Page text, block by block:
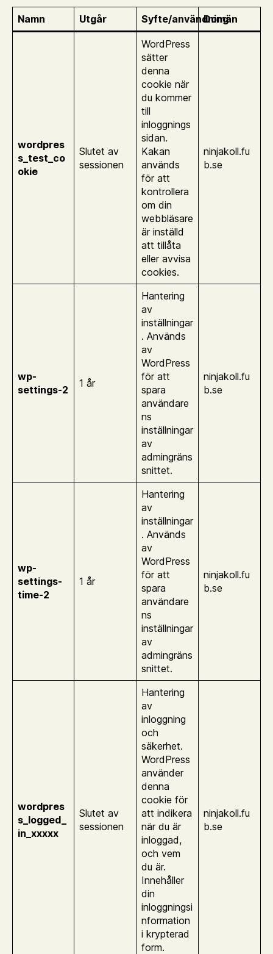
Namn Utgår Syfte/användning
Domän
wordpres
s_test_co
okie
Slutet av
sessionen
WordPress
sätter
denna
cookie när
du kommer
till
inloggnings
sidan.
Kakan
används
för att
kontrollera
om din
webbläsare
är inställd
att tillåta
eller avvisa
cookies.
ninjakoll.fu
b.se
wp-
settings-2
1 år
Hantering
av
inställningar
. Används
av
WordPress
för att
spara
användare
ns
inställningar
av
admingräns
snittet.
ninjakoll.fu
b.se
wp-
settings-
time-2
1 år
Hantering
av
inställningar
. Används
av
WordPress
för att
spara
användare
ns
inställningar
av
admingräns
snittet.
ninjakoll.fu
b.se
wordpres
s_logged_
in_xxxxx
Slutet av
sessionen
Hantering
av
inloggning
och
säkerhet.
WordPress
använder
denna
cookie för
att indikera
när du är
inloggad,
och vem
du är.
Innehåller
din
inloggningsi
nformation
i krypterad
form.
ninjakoll.fu
b.se